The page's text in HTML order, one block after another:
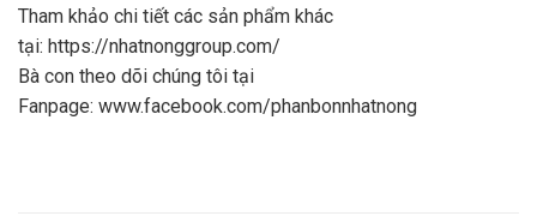
Tham khảo chi tiết các sản phẩm khác
tại: https://nhatnonggroup.com/
Bà con theo dõi chúng tôi tại
Fanpage: www.facebook.com/phanbonnhatnong